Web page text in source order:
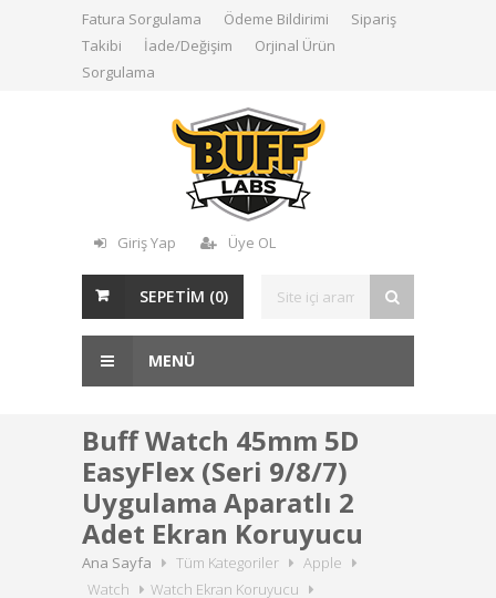
Fatura Sorgulama Ödeme Bildirimi
Sipariş
Takibi
İade/Değişim
Orjinal Ürün
Sorgulama
Giriş Yap Üye OL
SEPETİM (0)
MENÜ
Buff Watch 45mm 5D
EasyFlex (Seri 9/8/7)
Uygulama Aparatlı 2
Adet Ekran Koruyucu
Ana Sayfa Tüm Kategoriler
Apple
Watch
Watch Ekran Koruyucu